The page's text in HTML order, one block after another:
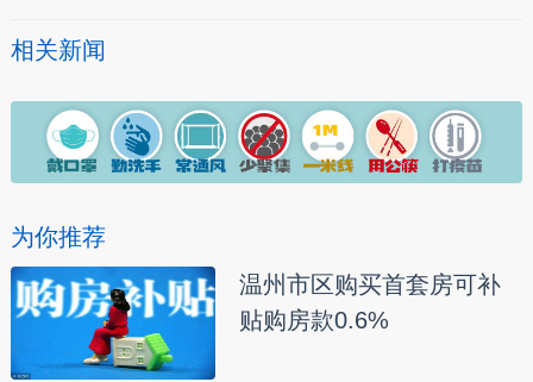
相关新闻
为你推荐
温州市区购买首套房可补
贴购房款0.6%